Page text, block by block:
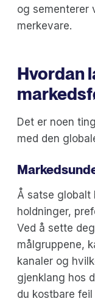
og sementerer
merkevare.
Hvordan
Det er noen
med den
Å satse globalt
holdninger,
Ved å sette
målgruppene,
kanaler og
gjenklang hos
du kostbare